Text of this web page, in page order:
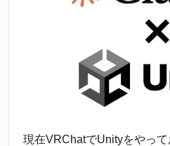
現在VRChatでUnityをやっ